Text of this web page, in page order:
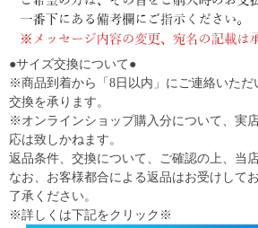
●サイズ交換について●
※商品到着から「8日以内」にご連絡いただ
交換を承ります。
※オンラインショップ購入分について、実
応は致しかねます。
返品条件、交換について、ご確認の上、当
なお、お客様都合による返品はお受けして
了承ください。
※詳しくは下記をクリック※